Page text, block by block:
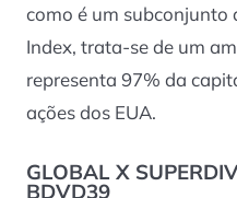
como é um subconjunto
Index, trata-se de um
representa 97% da
ações dos EUA.
GLOBAL X
BDVD39